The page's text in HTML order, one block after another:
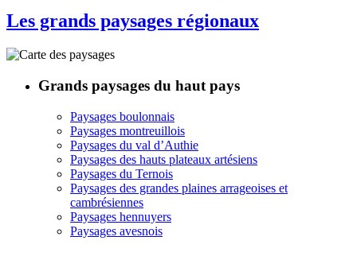
Les grands paysages régionaux
Grands paysages du haut pays
Paysages boulonnais
Paysages montreuillois
Paysages du val d’Authie
Paysages des hauts plateaux artésiens
Paysages du Ternois
Paysages des grandes plaines arrageoises et
cambrésiennes
Paysages hennuyers
Paysages avesnois